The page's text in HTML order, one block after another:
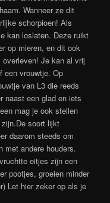
Wanneer ze dit
schorpioen! Als
kan loslaten. Deze ruikt
op mieren, en dit ook
Je kan al vrij
een vrouwtje. Op
van L3 die reeds
naast een glad en iets
mag je ook stellen
soort lijkt
daarom steeds om
met andere houders.
eitjes zijn een
pootjes, groeien minder
Let hier zeker op als je